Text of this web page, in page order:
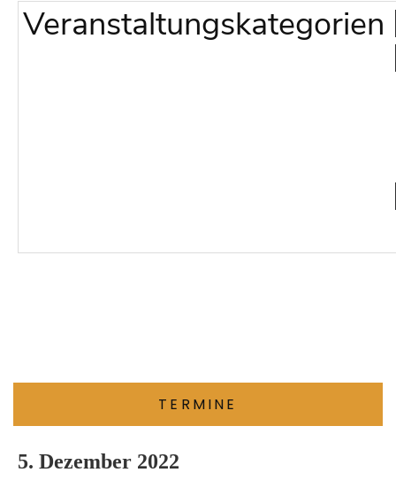
Veranstaltungskategorien
TERMINE
5. Dezember 2022